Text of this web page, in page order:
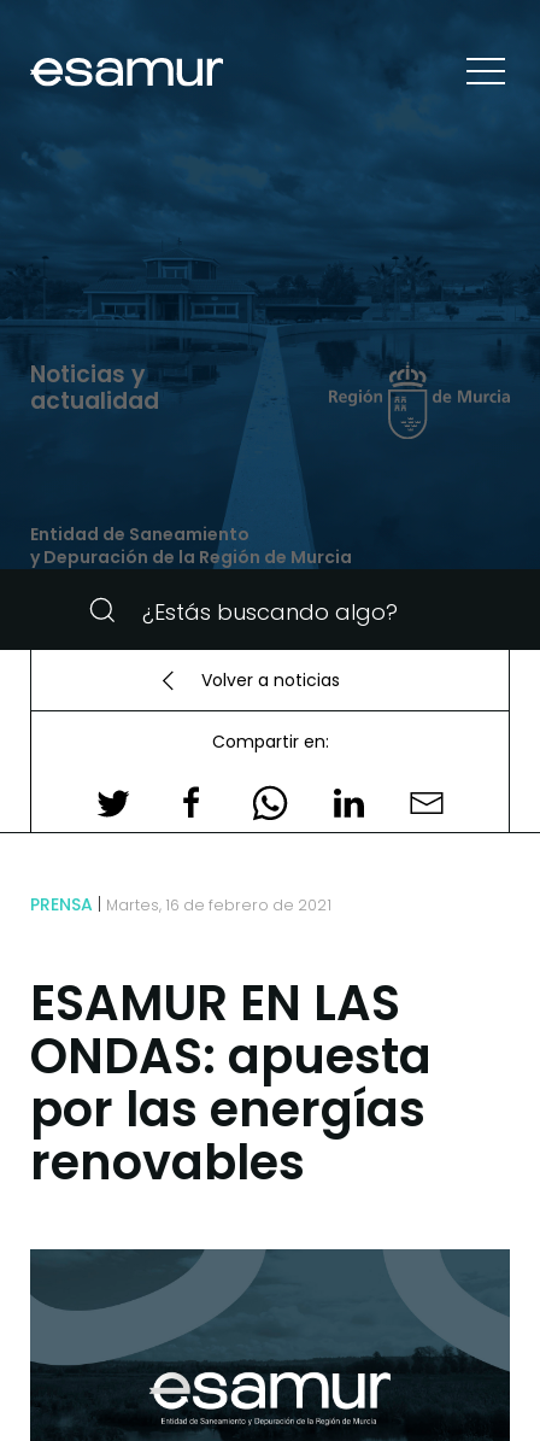
Noticias y
actualidad
Entidad de Saneamiento
y Depuración de la Región de Murcia
Volver a noticias
Compartir en:
PRENSA Martes, 16 de febrero de 2021
ESAMUR EN LAS
ONDAS: apuesta
por las energías
renovables